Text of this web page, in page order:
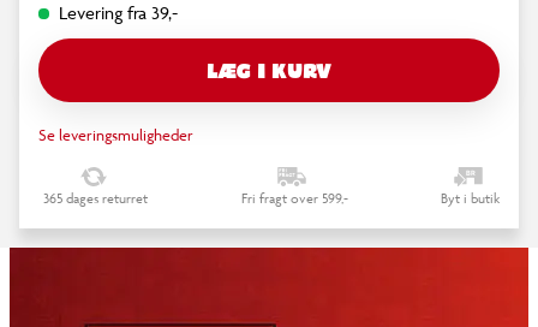
Levering fra 39,-
LÆG I KURV
Se leveringsmuligheder
365 dages returret Fri fragt over 599,- Byt i butik